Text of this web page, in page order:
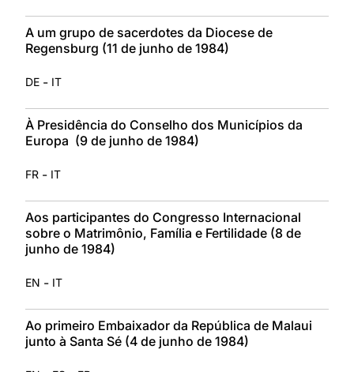
A um grupo de sacerdotes da Diocese de
Regensburg (11 de junho de 1984)
DE - IT
À Presidência do Conselho dos Municípios da
Europa (9 de junho de 1984)
FR - IT
Aos participantes do Congresso Internacional
sobre o Matrimônio, Família e Fertilidade (8 de
junho de 1984)
EN - IT
Ao primeiro Embaixador da República de Malaui
junto à Santa Sé (4 de junho de 1984)